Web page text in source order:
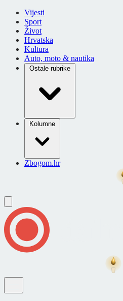
Vijesti
Sport
Život
Hrvatska
Kultura
Auto, moto & nautika
Ostale rubrike
Kolumne
Zbogom.hr